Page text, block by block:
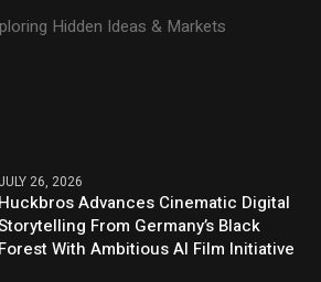
Hidden Ideas & Markets
JULY 26, 2026
Huckbros Advances Cinematic Digital
From Germany’s Black
Forest With Ambitious AI Film Initiative